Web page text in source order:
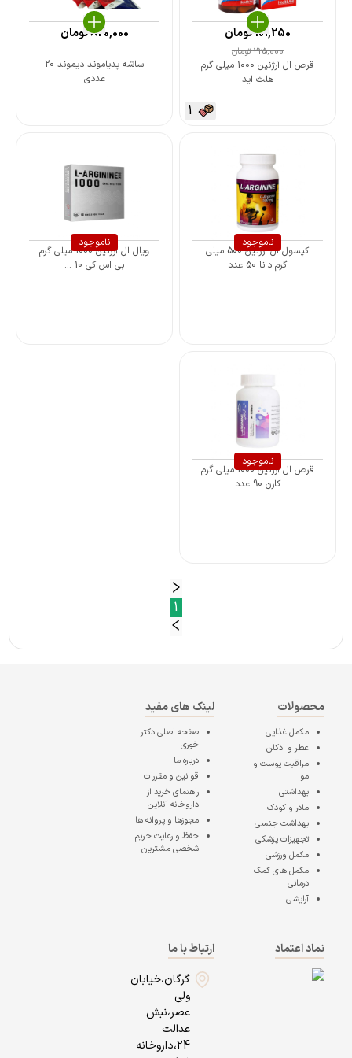
قرص ال آرژنین 1000 میلی گرم
هلث اید
225,000تومان
101,250تومان
1
ساشه پدیاموند دیموند 20
عددی
820,000تومان
ناموجود
کپسول ال آرژنین 500 میلی
گرم دانا 50 عدد
ناموجود
ویال ال آرژنین 1000 میلی گرم
بی اس کی 10 ...
ناموجود
قرص ال آرژنین 1000 میلی گرم
کارن 90 عدد
1
محصولات
مکمل غذایی
عطر و ادکلن
مراقبت پوست و
مو
بهداشتی
مادر و کودک
بهداشت جنسی
تجهیزات پزشکی
مکمل ورزشی
مکمل های کمک
درمانی
آرایشی
لینک های مفید
صفحه اصلیدکتر
خوری
درباره ما
قوانین و مقررات
راهنمای خرید از
داروخانه آنلاین
مجوزها و پروانه ها
حفظ و رعایت حریم
شخصی مشتریان
نماد اعتماد
ارتباط با ما
گرگان،خیابان
ولی
عصر،نبش
عدالت
24،داروخانه